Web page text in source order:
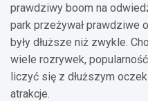
prawdziwy boom na
park przeżywał prawdziwe
były dłuższe niż zwykle.
wiele rozrywek,
liczyć się z dłuższym
atrakcje.